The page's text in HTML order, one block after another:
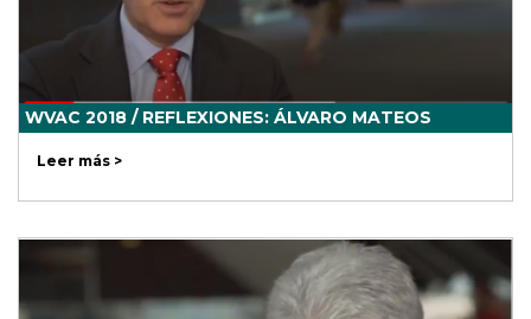
WVAC 2018 / REFLEXIONES: ÁLVARO MATEOS
Leer más >